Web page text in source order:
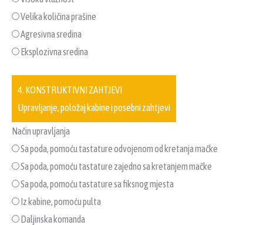
Velika količina prašine
Agresivna sredina
Eksplozivna sredina
4. KONSTRUKTIVNI ZAHTJEVI
Upravljanje, položaj kabine i posebni zahtjevi
Način upravljanja
Sa poda, pomoću tastature odvojenom od kretanja mačke
Sa poda, pomoću tastature zajedno sa kretanjem mačke
Sa poda, pomoću tastature sa fiksnog mjesta
Iz kabine, pomoću pulta
Daljinska komanda